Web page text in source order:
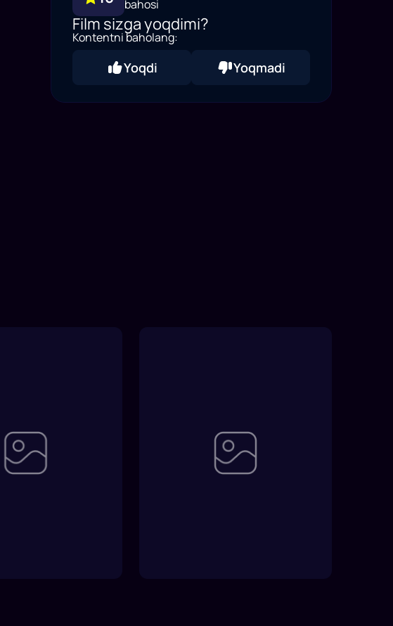
bahosi
Film sizga yoqdimi?
Kontentni baholang:
Yoqdi Yoqmadi